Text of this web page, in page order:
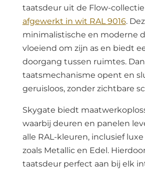
taatsdeur uit de Flow-collectie
afgewerkt in wit RAL 9016.
minimalistische en moderne
vloeiend om zijn as en biedt
doorgang tussen ruimtes.
taatsmechanisme opent en
geruisloos, zonder zichtbare
Skygate biedt
waarbij deuren en panelen
alle RAL-kleuren, inclusief
zoals Metallic en Edel.
taatsdeur perfect aan bij elk